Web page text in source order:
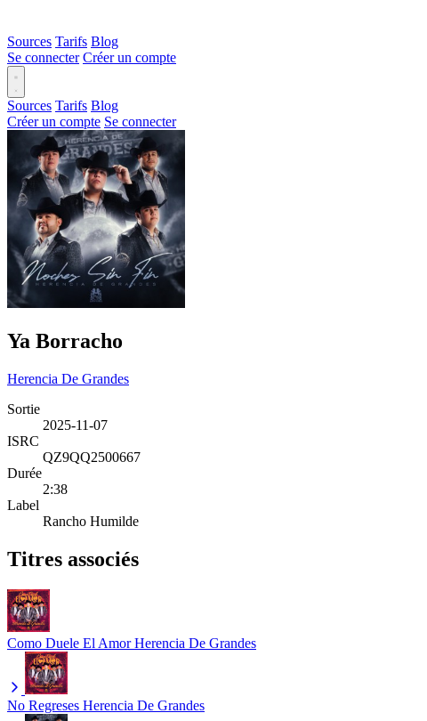
Sources Tarifs Blog
Se connecter Créer un compte
Sources Tarifs Blog
Créer un compte Se connecter
Ya Borracho
Herencia De Grandes
Sortie
2025-11-07
ISRC
QZ9QQ2500667
Durée
2:38
Label
Rancho Humilde
Titres associés
Como Duele El Amor Herencia De Grandes
No Regreses Herencia De Grandes